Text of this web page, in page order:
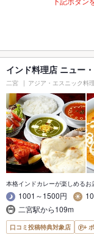
インド料理店 ニュー
二宮 アジア・エスニック料理
本格インドカレーが楽しめるお
1001～1500円
二宮駅から109m
口コミ投稿特典対象店